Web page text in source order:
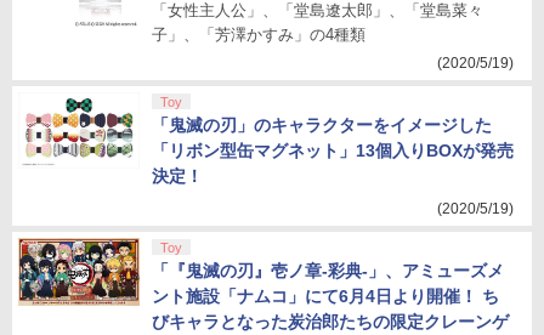
「女性主人公」、「堂島遼太郎」、「堂島菜々
子」、「芳澤かすみ」の4種類
(2020/5/19)
Toy
「鬼滅の刃」のキャラクターをイメージした
「リボン型缶マグネット」13個入りBOXが発売
決定！
(2020/5/19)
Toy
「『鬼滅の刃』壱ノ章-彩典-」、アミューズメ
ント施設「ナムコ」にて6月4日より開催！ ち
びキャラとなった炭治郎たちの限定クレーンゲ